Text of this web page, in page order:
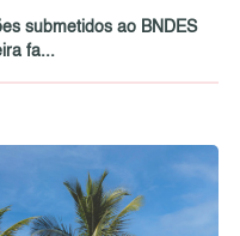
submetidos ao BNDES
fa...